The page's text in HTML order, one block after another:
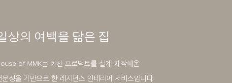
상의 여백을 닮은 집
of MMK는 키친 프로덕트를 설계·제작해온
문성을 기반으로 한 레지던스 인테리어 서비스입니다.